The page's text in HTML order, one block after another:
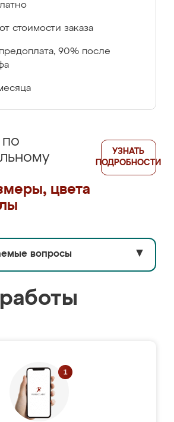
стоимости заказа
90% после
по
цвета
УЗНАТЬ
ПОДРОБНОСТИ
вопросы ▼